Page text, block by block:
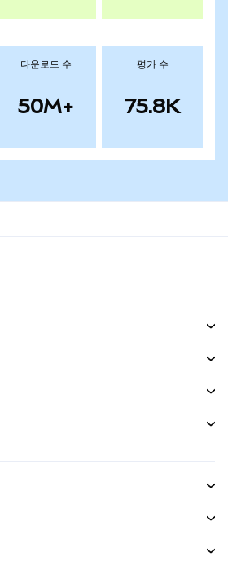
다운로드 수
50M+
평가 수
75.8K